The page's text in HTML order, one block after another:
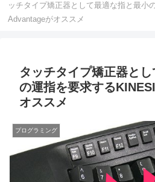
ッチタイプ矯正器として最適な指と最小
Advantageがオススメ
タッチタイプ矯正器と
の運指を要求する
オススメ
プログラミング